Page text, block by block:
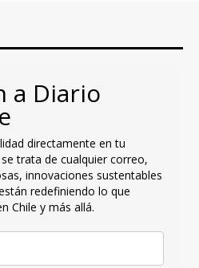
a Diario
directamente en tu
trata de cualquier correo,
innovaciones sustentables
redefiniendo lo que
Chile y más allá.